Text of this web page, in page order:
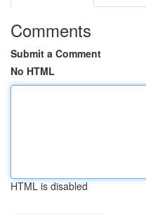
Comments
Submit a Comment
No HTML
HTML is disabled